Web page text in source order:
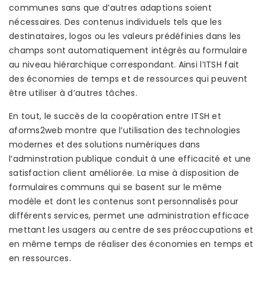
communes sans que d’autres adaptions soient
nécessaires. Des contenus individuels tels que les
destinataires, logos ou les valeurs prédéfinies dans les
champs sont automatiquement intégrés au formulaire
au niveau hiérarchique correspondant. Ainsi l’ITSH fait
des économies de temps et de ressources qui peuvent
être utiliser à d’autres tâches.
En tout, le succès de la coopération entre ITSH et
aforms2web montre que l’utilisation des technologies
modernes et des solutions numériques dans
l’adminstration publique conduit à une efficacité et une
satisfaction client améliorée. La mise à disposition de
formulaires communs qui se basent sur le même
modèle et dont les contenus sont personnalisés pour
différents services, permet une administration efficace
mettant les usagers au centre de ses préoccupations et
en même temps de réaliser des économies en temps et
en ressources.